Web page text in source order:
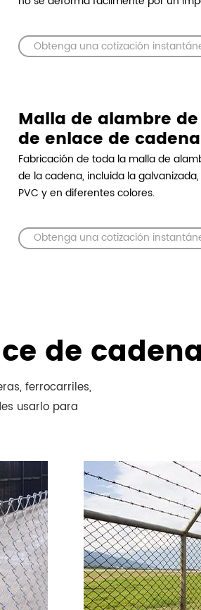
Obtenga una cotización
Malla de alambre
de enlace de cadena
Fabricación de toda la malla de
de la cadena, incluida la
PVC y en diferentes colores.
Obtenga una cotización
de cadena
ferrocarriles,
usarlo para